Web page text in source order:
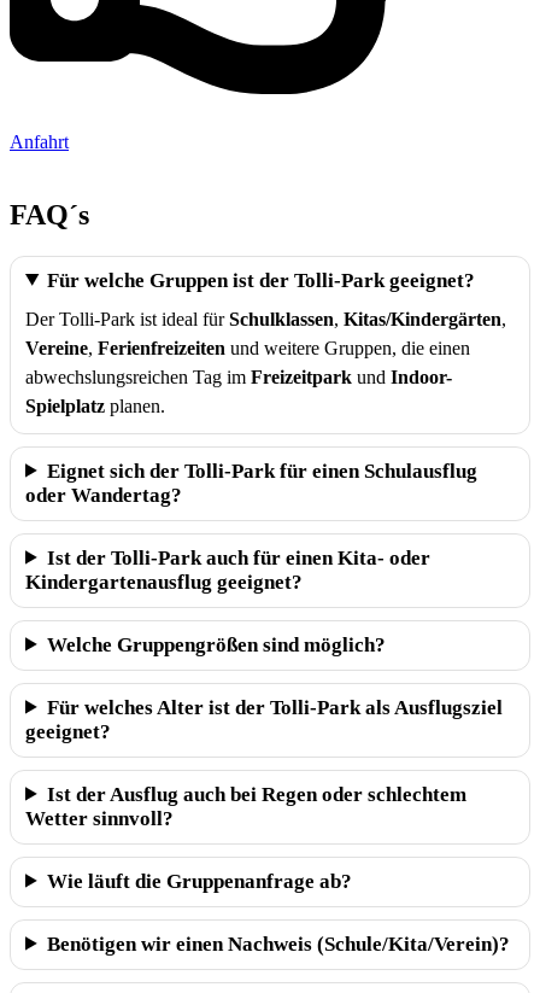
Anfahrt
FAQ´s
Für welche Gruppen ist der Tolli-Park geeignet?
Der Tolli-Park ist ideal fürSchulklassen, Kitas/Kindergärten,
Vereine, Ferienfreizeiten und weitere Gruppen, die einen
abwechslungsreichen Tag im Freizeitpark und Indoor-
Spielplatz planen.
Eignet sich der Tolli-Park für einen Schulausflug
oder Wandertag?
Ist der Tolli-Park auch für einen Kita- oder
Kindergartenausflug geeignet?
Welche Gruppengrößen sind möglich?
Für welches Alter ist der Tolli-Park als Ausflugsziel
geeignet?
Ist der Ausflug auch bei Regen oder schlechtem
Wetter sinnvoll?
Wie läuft die Gruppenanfrage ab?
Benötigen wir einen Nachweis (Schule/Kita/Verein)?